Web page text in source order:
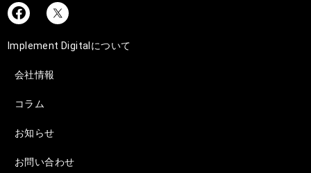
Implement Digitalについて
会社情報
コラム
お知らせ
お問い合わせ